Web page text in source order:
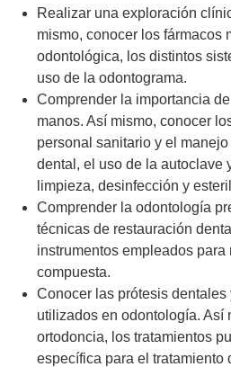
Realizar una exploración
mismo, conocer los fármacos
odontológica, los distintos
uso de la odontograma.
Comprender la importancia
manos. Así mismo, conocer
personal sanitario y el
dental, el uso de la autoclave
limpieza, desinfección y
Comprender la odontología
técnicas de restauración
instrumentos empleados
compuesta.
Conocer las prótesis
utilizados en odontología. Así
ortodoncia, los tratamientos
específica para el tratamiento